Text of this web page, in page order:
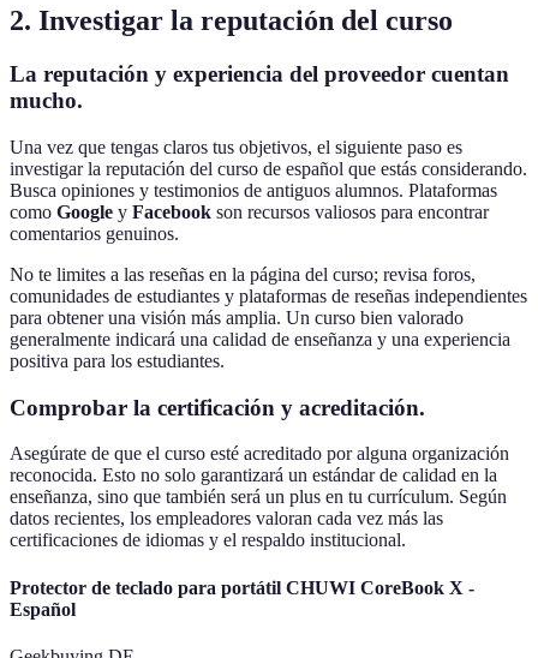
2. Investigar la reputación del curso
La reputación y experiencia del proveedor cuentan
mucho.
Una vez que tengas claros tus objetivos, el siguiente paso es
investigar la reputación del curso de español que estás considerando.
Busca opiniones y testimonios de antiguos alumnos. Plataformas
como Google y Facebook son recursos valiosos para encontrar
comentarios genuinos.
No te limites a las reseñas en la página del curso; revisa foros,
comunidades de estudiantes y plataformas de reseñas independientes
para obtener una visión más amplia. Un curso bien valorado
generalmente indicará una calidad de enseñanza y una experiencia
positiva para los estudiantes.
Comprobar la certificación y acreditación.
Asegúrate de que el curso esté acreditado por alguna organización
reconocida. Esto no solo garantizará un estándar de calidad en la
enseñanza, sino que también será un plus en tu currículum. Según
datos recientes, los empleadores valoran cada vez más las
certificaciones de idiomas y el respaldo institucional.
Protector de teclado para portátil CHUWI CoreBook X -
Español